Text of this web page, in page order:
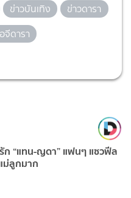
ข่าวบันเทิง
ข่าวดารา
อจีดารา
ก “แทน-ญดา” แฟนๆ แซวฟีล
ม่ลูกมาก